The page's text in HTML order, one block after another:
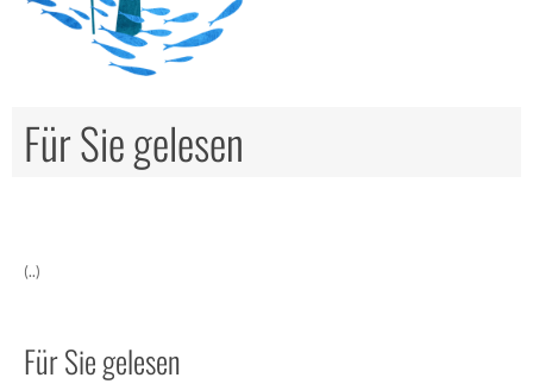
Für Sie gelesen
(..)
Für Sie gelesen